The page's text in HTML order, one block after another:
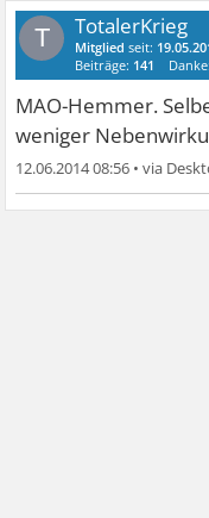
T TotalerKrieg
Mitglied seit:
Beiträge: 141
MAO-Hemmer.
weniger
12.06.2014 08:56 •